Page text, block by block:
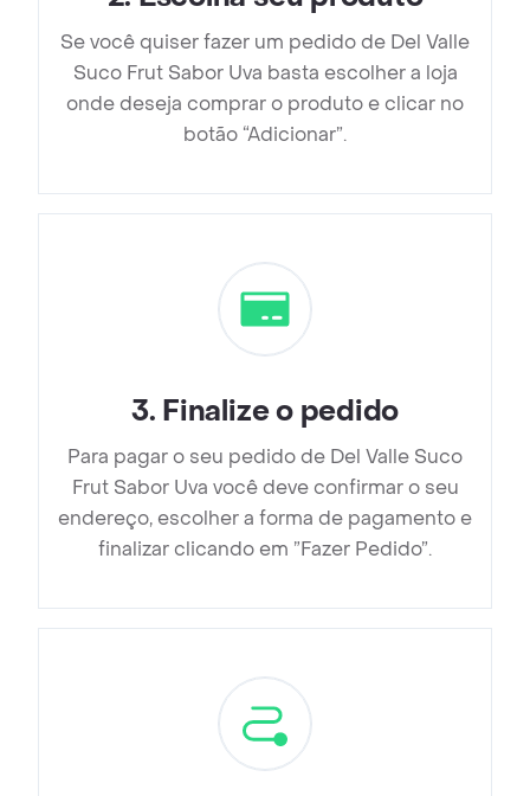
Se você quiser fazer um pedido de Del Valle
Suco Frut Sabor Uva basta escolher a loja
onde deseja comprar o produto e clicar no
botão “Adicionar”.
3. Finalize o pedido
Para pagar o seu pedido de Del Valle Suco
Frut Sabor Uva você deve confirmar o seu
endereço, escolher a forma de pagamento e
finalizar clicando em ”Fazer Pedido”.